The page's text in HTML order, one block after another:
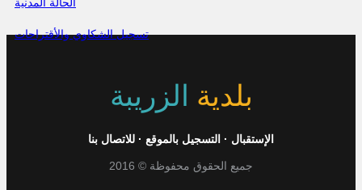
تسجيل الشكاوي والأقتراحات
بلدية الزريبة
للاتصال بنا · التسجيل بالموقع · الإستقبال
جميع الحقوق محفوظة © 2016